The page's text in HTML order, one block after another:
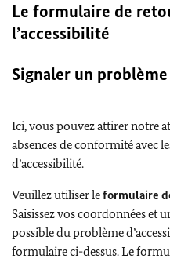
Le formulaire de
l’accessibilité
Signaler un
Ici, vous pouvez attirer notre
absences de conformité avec
d’accessibilité.
Veuillez utiliser leformulaire
Saisissez vos coordonnées et
possible du problème
formulaire ci-dessus. Le